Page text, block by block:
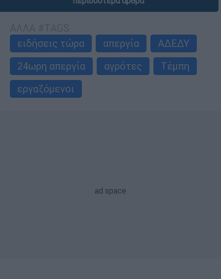
ειδήσεις τώρα
απεργία
ΑΔΕΔΥ
24ωρη απεργία
αγρότες
Τέμπη
εργαζόμενοι